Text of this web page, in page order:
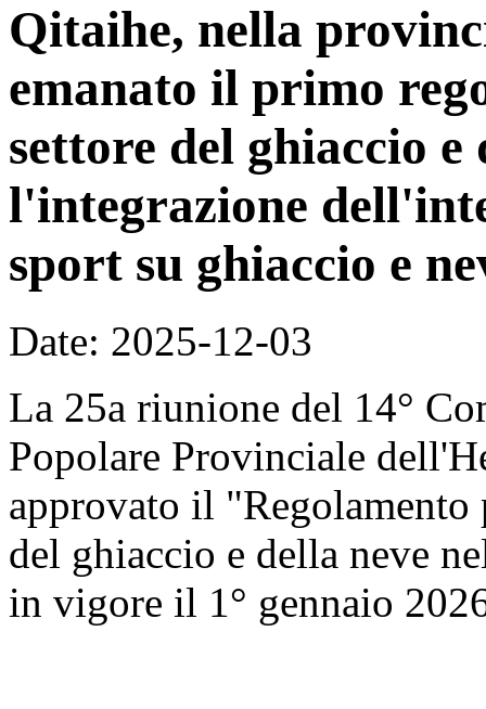
Qitaihe, nella
emanato il primo
settore del ghiaccio
l'integrazione
sport su ghiaccio e
Date: 2025-12-03
La 25a riunione del 14°
Popolare Provinciale
approvato il
del ghiaccio e della neve
in vigore il 1° gennaio